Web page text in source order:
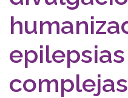
complejas